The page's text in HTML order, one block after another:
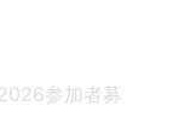
参加者募